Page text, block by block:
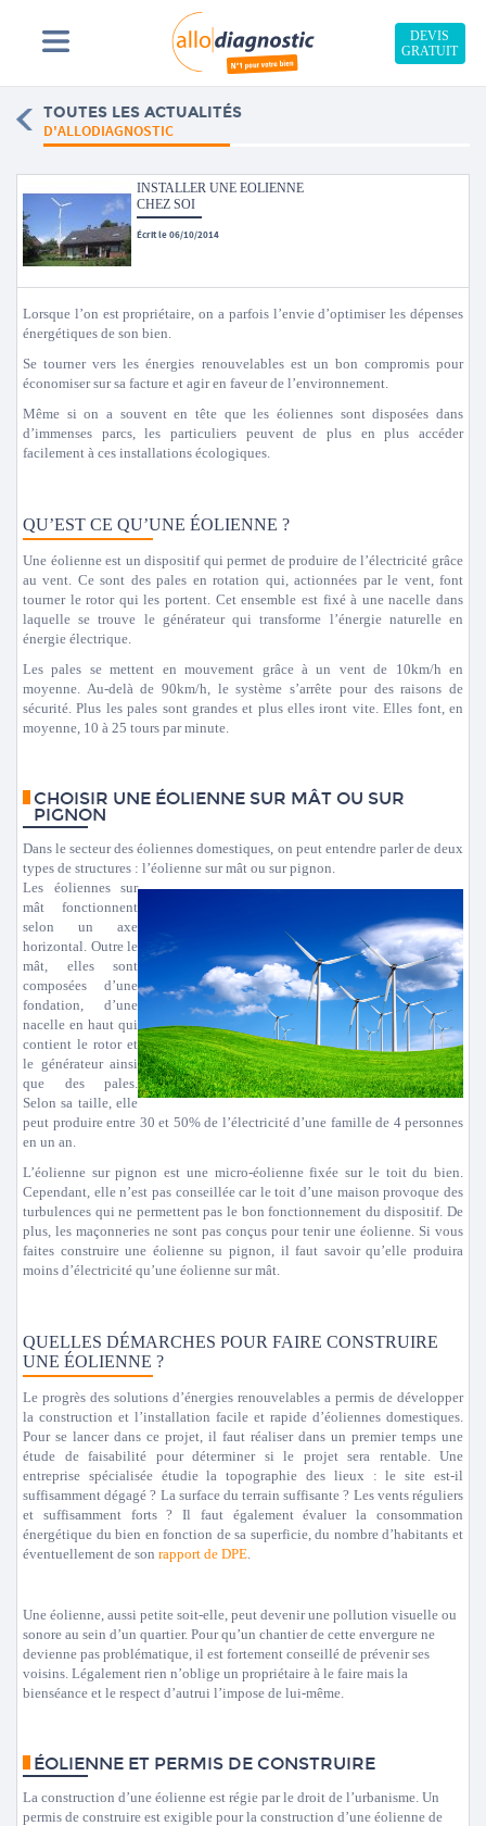
DEVIS
GRATUIT
TOUTES LES ACTUALITÉS
D'ALLODIAGNOSTIC
INSTALLER UNE EOLIENNE
CHEZ SOI
Écrit le 06/10/2014
Lorsque l’on est propriétaire, on a parfois l’envie d’optimiser les dépenses
énergétiques de son bien.
Se tourner vers les énergies renouvelables est un bon compromis pour
économiser sur sa facture et agir en faveur de l’environnement.
Même si on a souvent en tête que les éoliennes sont disposées dans
d’immenses parcs, les particuliers peuvent de plus en plus accéder
facilement à ces installations écologiques.
QU’EST CE QU’UNE ÉOLIENNE ?
Une éolienne est un dispositif qui permet de produire de l’électricité grâce
au vent. Ce sont des pales en rotation qui, actionnées par le vent, font
tourner le rotor qui les portent. Cet ensemble est fixé à une nacelle dans
laquelle se trouve le générateur qui transforme l’énergie naturelle en
énergie électrique.
Les pales se mettent en mouvement grâce à un vent de 10km/h en
moyenne. Au-delà de 90km/h, le système s’arrête pour des raisons de
sécurité. Plus les pales sont grandes et plus elles iront vite. Elles font, en
moyenne, 10 à 25 tours par minute.
CHOISIR UNE ÉOLIENNE SUR MÂT OU SUR
PIGNON
Dans le secteur des éoliennes domestiques, on peut entendre parler de deux
types de structures : l’éolienne sur mât ou sur pignon.
Les éoliennes sur
mât fonctionnent
selon un axe
horizontal. Outre le
mât, elles sont
composées d’une
fondation, d’une
nacelle en haut qui
contient le rotor et
le générateur ainsi
que des pales.
Selon sa taille, elle
peut produire entre 30 et 50% de l’électricité d’une famille de 4 personnes
en un an.
L’éolienne sur pignon est une micro-éolienne fixée sur le toit du bien.
Cependant, elle n’est pas conseillée car le toit d’une maison provoque des
turbulences qui ne permettent pas le bon fonctionnement du dispositif. De
plus, les maçonneries ne sont pas conçus pour tenir une éolienne. Si vous
faites construire une éolienne su pignon, il faut savoir qu’elle produira
moins d’électricité qu’une éolienne sur mât.
QUELLES DÉMARCHES POUR FAIRE CONSTRUIRE
UNE ÉOLIENNE ?
Le progrès des solutions d’énergies renouvelables a permis de développer
la construction et l’installation facile et rapide d’éoliennes domestiques.
Pour se lancer dans ce projet, il faut réaliser dans un premier temps une
étude de faisabilité pour déterminer si le projet sera rentable. Une
entreprise spécialisée étudie la topographie des lieux : le site est-il
suffisamment dégagé ? La surface du terrain suffisante ? Les vents réguliers
et suffisamment forts ? Il faut également évaluer la consommation
énergétique du bien en fonction de sa superficie, du nombre d’habitants et
éventuellement de son rapport de DPE.
Une éolienne, aussi petite soit-elle, peut devenir une pollution visuelle ou
sonore au sein d’un quartier. Pour qu’un chantier de cette envergure ne
devienne pas problématique, il est fortement conseillé de prévenir ses
voisins. Légalement rien n’oblige un propriétaire à le faire mais la
bienséance et le respect d’autrui l’impose de lui-même.
ÉOLIENNE ET PERMIS DE CONSTRUIRE
La construction d’une éolienne est régie par le droit de l’urbanisme. Un
permis de construire est exigible pour la construction d’une éolienne de